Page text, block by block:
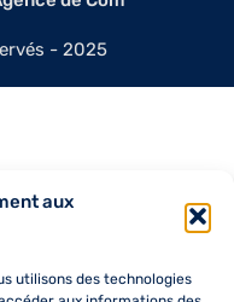
aux
utilisons des technologies
- 2025